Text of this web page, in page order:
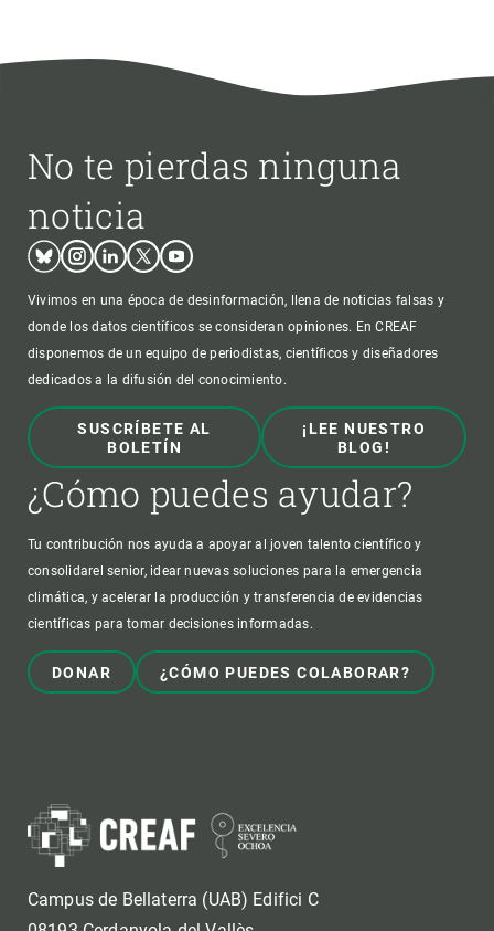
No te pierdas ninguna
noticia
BlueskyInstagram
LinkedinTwitterYoutube
Vivimos en una época de desinformación, llena de noticias falsas y
donde los datos científicos se consideran opiniones. En CREAF
disponemos de un equipo de periodistas, científicos y diseñadores
dedicados a la difusión del conocimiento.
SUSCRÍBETE AL
BOLETÍN
¡LEE NUESTRO
BLOG!
¿Cómo puedes ayudar?
Tu contribución nos ayuda a apoyar al joven talento científico y
consolidarel senior, idear nuevas soluciones para la emergencia
climática, y acelerar la producción y transferencia de evidencias
científicas para tomar decisiones informadas.
DONAR ¿CÓMO PUEDES COLABORAR?
Campus de Bellaterra (UAB) Edifici C